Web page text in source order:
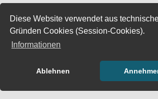
Diese Website verwendet aus
Gründen Cookies (Session-Cookies).
Informationen
Ablehnen